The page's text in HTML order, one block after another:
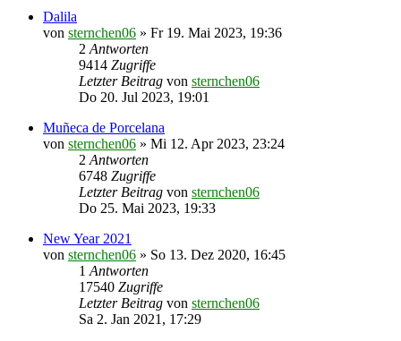
Dalila
von sternchen06 » Fr 19. Mai 2023, 19:36
2 Antworten
9414 Zugriffe
Letzter Beitrag von sternchen06
Do 20. Jul 2023, 19:01
Muñeca de Porcelana
von sternchen06 » Mi 12. Apr 2023, 23:24
2 Antworten
6748 Zugriffe
Letzter Beitrag von sternchen06
Do 25. Mai 2023, 19:33
New Year 2021
von sternchen06 » So 13. Dez 2020, 16:45
1 Antworten
17540 Zugriffe
Letzter Beitrag von sternchen06
Sa 2. Jan 2021, 17:29